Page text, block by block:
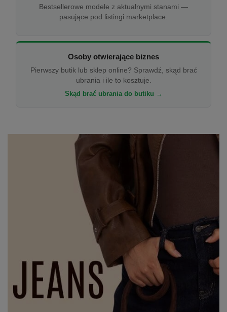
Bestsellerowe modele z aktualnymi stanami —
pasujące pod listingi marketplace.
Osoby otwierające biznes
Pierwszy butik lub sklep online? Sprawdź, skąd brać
ubrania i ile to kosztuje.
Skąd brać ubrania do butiku →